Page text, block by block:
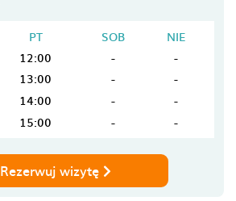
PT SOB
NIE
12:00 -
-
13:00 -
-
14:00 -
-
15:00 - -
Rezerwuj wizytę